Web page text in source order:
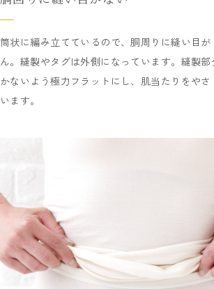
筒状に編み立てているので、胴周りに縫い目
ん。縫製やタグは外側になっています。縫製部
かないよう極力フラットにし、肌当たりをやさ
います。